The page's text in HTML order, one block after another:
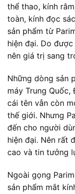
thể thao, kính
toàn, kính đọc
sản phẩm từ
hiện đại. Do
nên giá trị sang
Những dòng sản
máy Trung Quốc,
cái tên vẫn còn
thế giới. Nhưng
đến cho người
hiện đại. Nên rất
cao và tin tưởng
Ngoài gọng
sản phẩm mắt